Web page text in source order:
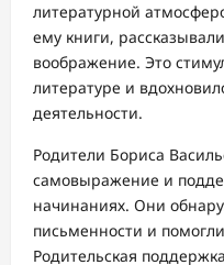
литературной
ему книги,
воображение. Это
литературе и
деятельности.
Родители Бориса
самовыражение и
начинаниях. Они
письменности и
Родительская